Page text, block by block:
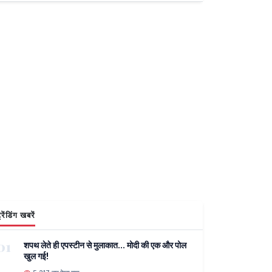
खबरें
शपथ लेते ही एपस्टीन से मुलाकात... मोदी की एक और पोल
खुल गई!